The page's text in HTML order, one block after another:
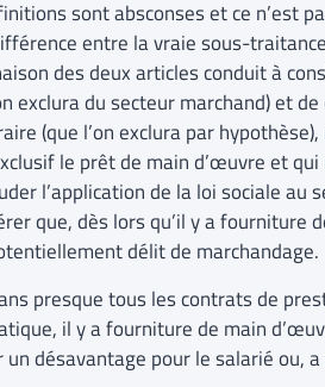
sont absconses et ce n’est
entre la vraie sous-
des deux articles conduit à
exclura du secteur marchand) et
(que l’on exclura par
le prêt de main d’œuvre et
l’application de la loi sociale
que, dès lors qu’il y a fourniture
délit de marchandage.
presque tous les contrats de
il y a fourniture de main
désavantage pour le salarié ou,